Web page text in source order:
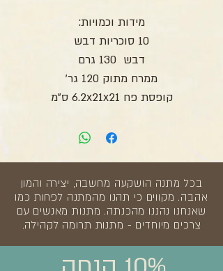
מידות וכמויות:
10 סוכריות דבש
דבש 130 גרם
ממרח מתוק 120 גר'
קופסת פח 6.2x21x21 ס"מ
בכל מתנה הושקעה מחשבה, יצירה והמון
אהבה. מקווים כי תהנו מהמתנה לפחות כמו
שאנחנו נהננו מהכנתה. מתנות מאנשים עם
צרכים מיוחדים - מתנות תרומה לקהילה.